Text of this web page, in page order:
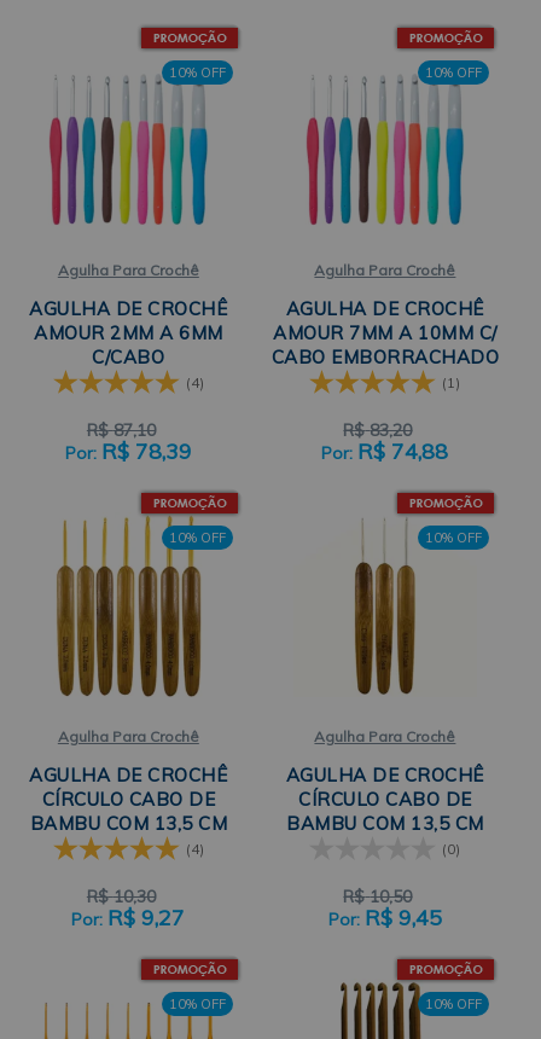
10% OFF
Agulha Para Crochê
AGULHA DE CROCHÊ
AMOUR 2MM A 6MM
C/CABO
EMBORRACHADO
(4)
R$ 87,10
R$ 78,39
10% OFF
Agulha Para Crochê
AGULHA DE CROCHÊ
AMOUR 7MM A 10MM C/
CABO EMBORRACHADO
1UN CLOVER(1)
R$ 83,20
R$ 74,88
10% OFF
Agulha Para Crochê
AGULHA DE CROCHÊ
CÍRCULO CABO DE
BAMBU COM 13,5 CM
BARROCO E DUNA
(4)
R$ 10,30
R$ 9,27
10% OFF
Agulha Para Crochê
AGULHA DE CROCHÊ
CÍRCULO CABO DE
BAMBU COM 13,5 CM
CLÉA E ANNE(0)
R$ 10,50
R$ 9,45
10% OFF 10% OFF